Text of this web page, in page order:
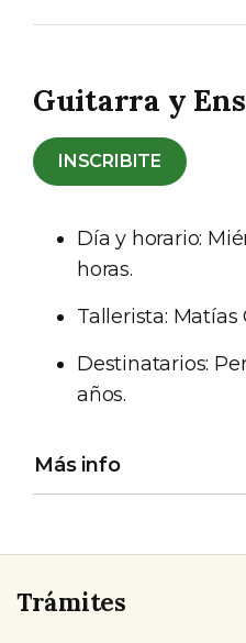
Guitarra y
INSCRIBITE
Día y horario:
horas.
Tallerista: Matías
Destinatarios:
años.
Más info
Trámites